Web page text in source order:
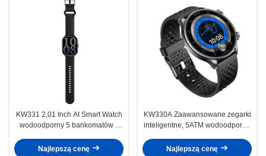
KW331 2,01 Inch AI Smart Watch
wodoodporny 5 bankomatów z
Najlepszą cenę
KW330A Zaawansowane zegarki
inteligentne, 5ATM wodoodporne
Najlepszą cenę